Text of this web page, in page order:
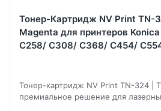
Тонер-Картридж NV Print TN-
Magenta для принтеров
С258/ C308/ C368/ C454/
Тонер-картридж NV Print TN-324 |
премиальное решение для